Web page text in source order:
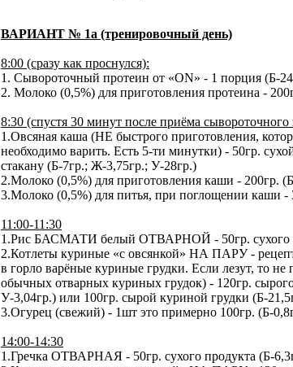
ВАРИАНТ № 1а (тренировочный день)
8:00 (сразу как проснулся):
1. Сывороточный протеин от «ON» - 1 порция (Б-
2. Молоко (0,5%) для приготовления протеина -
8:30 (спустя 30 минут после приёма сывороточного
1.Овсяная каша (НЕ быстрого приготовления,
необходимо варить. Есть 5-ти минутки) - 50гр.
стакану (Б-7гр.; Ж-3,75гр.; У-28гр.)
2.Молоко (0,5%) для приготовления каши - 200гр.
3.Молоко (0,5%) для питья, при поглощении каши
11:00-11:30
1.Рис БАСМАТИ белый ОТВАРНОЙ - 50гр. сухого
2.Котлеты куриные «с овсянкой» НА ПАРУ -
в горло варёные куриные грудки. Если лезут, то
обычных отварных куриных грудок) - 120гр.
У-3,04гр.) или 100гр. сырой куриной грудки (Б-
3.Огурец (свежий) - 1шт это примерно 100гр. (Б-
14:00-14:30
1.Гречка ОТВАРНАЯ - 50гр. сухого продукта (Б-